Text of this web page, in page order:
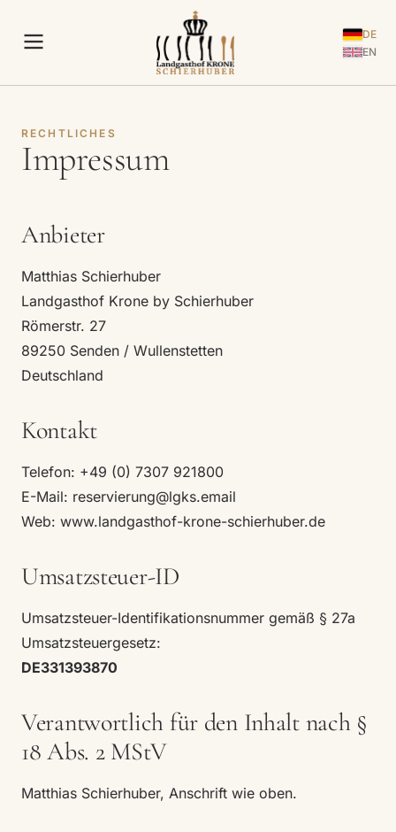
DE
EN
RECHTLICHES
Impressum
Anbieter
Matthias Schierhuber
Landgasthof Krone by Schierhuber
Römerstr. 27
89250 Senden / Wullenstetten
Deutschland
Kontakt
Telefon: +49 (0) 7307 921800
E-Mail: reservierung@lgks.email
Web: www.landgasthof-krone-schierhuber.de
Umsatzsteuer-ID
Umsatzsteuer-Identifikationsnummer gemäß § 27a
Umsatzsteuergesetz:
DE331393870
Verantwortlich für den Inhalt nach §
18 Abs. 2 MStV
Matthias Schierhuber, Anschrift wie oben.